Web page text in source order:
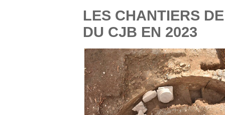
LES CHANTIERS
DU CJB EN 2023